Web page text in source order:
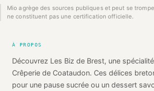
Mio agrège des sources publiques et peut se
ne constituent pas une certification officielle.
À PROPOS
Découvrez Les Biz de Brest, une
Crêperie de Coataudon. Ces délices
pour une pause sucrée ou un dessert